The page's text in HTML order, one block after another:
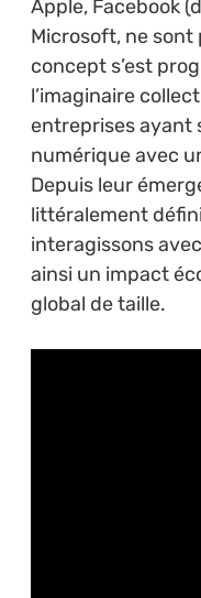
Apple, Facebook
Microsoft, ne sont
concept s’est
l’imaginaire
entreprises ayant
numérique avec
Depuis leur
littéralement
interagissons
ainsi un impact
global de taille.